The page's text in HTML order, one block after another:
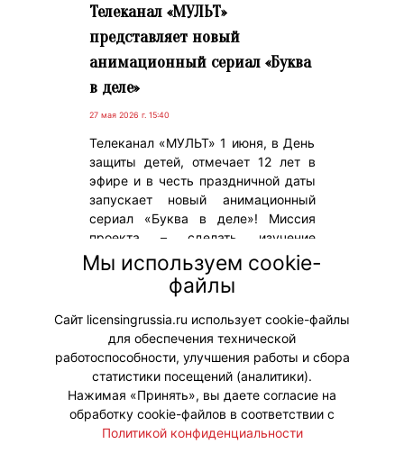
Телеканал «МУЛЬТ»
представляет новый
анимационный сериал «Буква
в деле»
27 мая 2026 г. 15:40
Телеканал «МУЛЬТ» 1 июня, в День
защиты детей, отмечает 12 лет в
эфире и в честь праздничной даты
запускает новый анимационный
сериал «Буква в деле»! Миссия
проекта – сделать изучение
алфавита увлекательной семейной
игрой, развить находчивость,
фантазию и умение применять
знания на практике.
#ПродвижениеБренда
Мы используем cookie-
файлы
Сайт licensingrussia.ru использует cookie-файлы
для обеспечения технической
работоспособности, улучшения работы и сбора
статистики посещений (аналитики).
Нажимая «Принять», вы даете согласие на
обработку cookie-файлов в соответствии с
Политикой конфиденциальности